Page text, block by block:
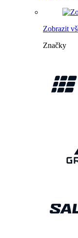
Zobrazit
Značky